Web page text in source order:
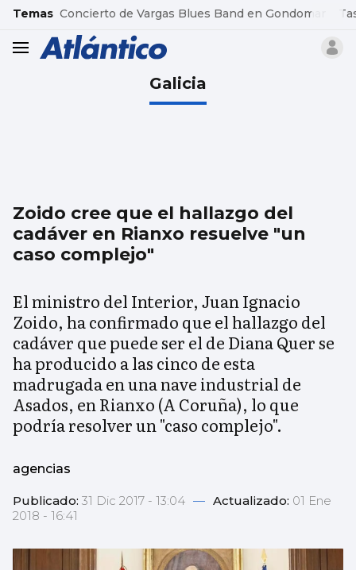
common.go-to-content
Temas Concierto de Vargas Blues Band en Gondomar
header.menu.open
Galicia
Zoido cree que el hallazgo del
cadáver en Rianxo resuelve "un
caso complejo"
El ministro del Interior, Juan Ignacio
Zoido, ha confirmado que el hallazgo del
cadáver que puede ser el de Diana Quer se
ha producido a las cinco de esta
madrugada en una nave industrial de
Asados, en Rianxo (A Coruña), lo que
podría resolver un "caso complejo".
agencias
Publicado: 31 Dic 2017 - 13:04 — Actualizado: 01 Ene
2018 - 16:41